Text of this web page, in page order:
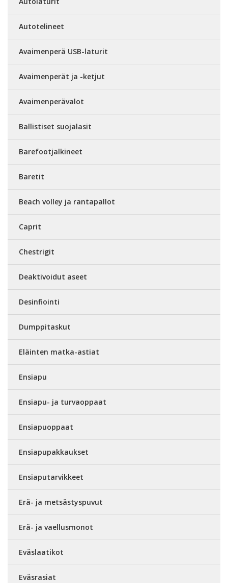
Autotelineet
Avaimenperä USB-laturit
Avaimenperät ja -ketjut
Avaimenperävalot
Ballistiset suojalasit
Barefootjalkineet
Baretit
Beach volley ja rantapallot
Caprit
Chestrigit
Deaktivoidut aseet
Desinfiointi
Dumppitaskut
Eläinten matka-astiat
Ensiapu
Ensiapu- ja turvaoppaat
Ensiapuoppaat
Ensiapupakkaukset
Ensiaputarvikkeet
Erä- ja metsästyspuvut
Erä- ja vaellusmonot
Eväslaatikot
Eväsrasiat